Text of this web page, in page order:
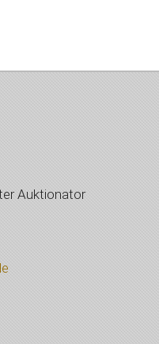
Auktionator